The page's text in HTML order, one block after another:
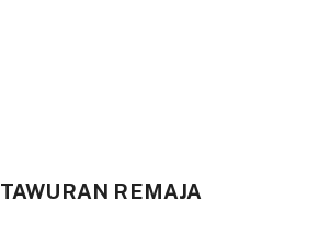
TAWURAN REMAJA